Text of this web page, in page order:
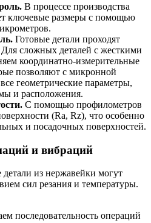
В процессе производства
ключевые размеры с помощью
Готовые детали проходят
сложных деталей с жесткими
координатно-измерительные
позволяют с микронной
геометрические параметры,
и расположения.
С помощью профилометров
(Ra, Rz), что особенно
и посадочных поверхностей.
и вибраций
из нержавейки могут
сил резания и температуры.
последовательность операций